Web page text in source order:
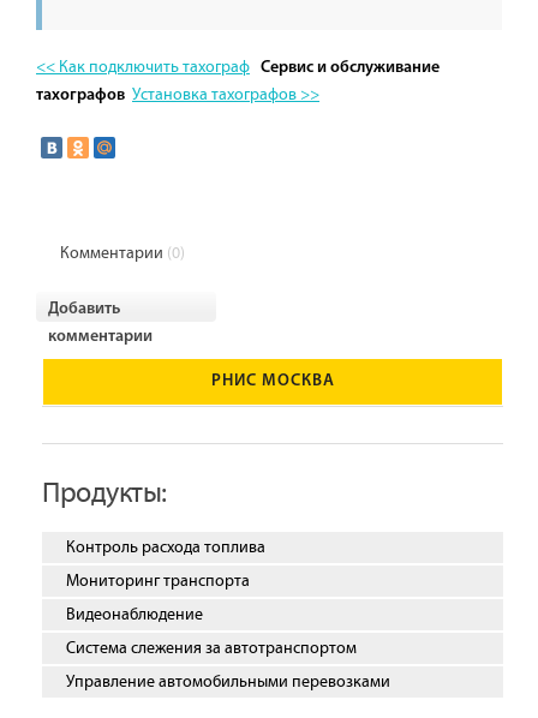
<< Как подключить тахограф Сервис и обслуживание
тахографов Установка тахографов >>
Комментарии (0)
Добавить
комментарии
РНИС МОСКВА
Продукты:
Контроль расхода топлива
Мониторинг транспорта
Видеонаблюдение
Система слежения за автотранспортом
Управление автомобильными перевозками